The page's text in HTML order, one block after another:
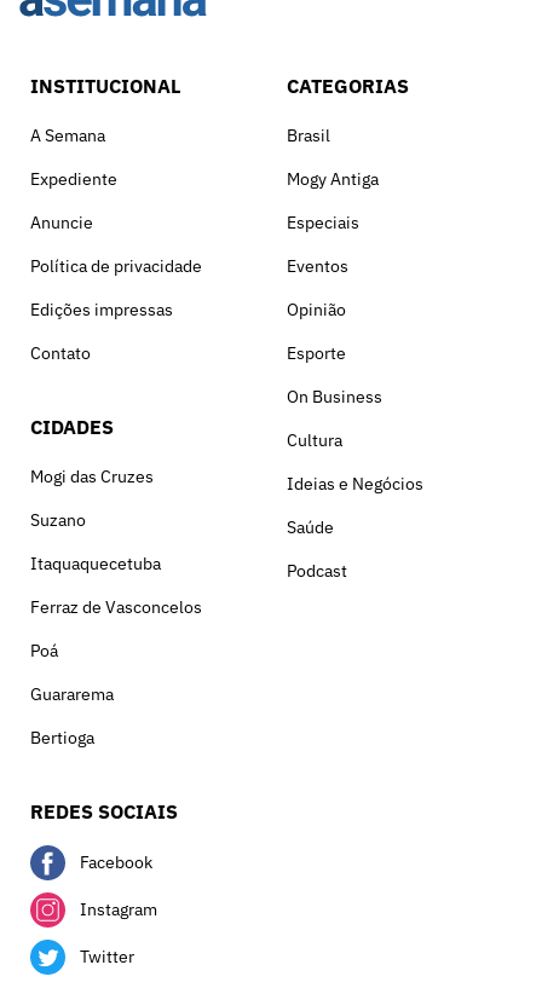
INSTITUCIONAL
A Semana
Expediente
Anuncie
Política de privacidade
Edições impressas
Contato
CIDADES
Mogi das Cruzes
Suzano
Itaquaquecetuba
Ferraz de Vasconcelos
Poá
Guararema
Bertioga
CATEGORIAS
Brasil
Mogy Antiga
Especiais
Eventos
Opinião
Esporte
On Business
Cultura
Ideias e Negócios
Saúde
Podcast
REDES SOCIAIS
Facebook
Instagram
Twitter